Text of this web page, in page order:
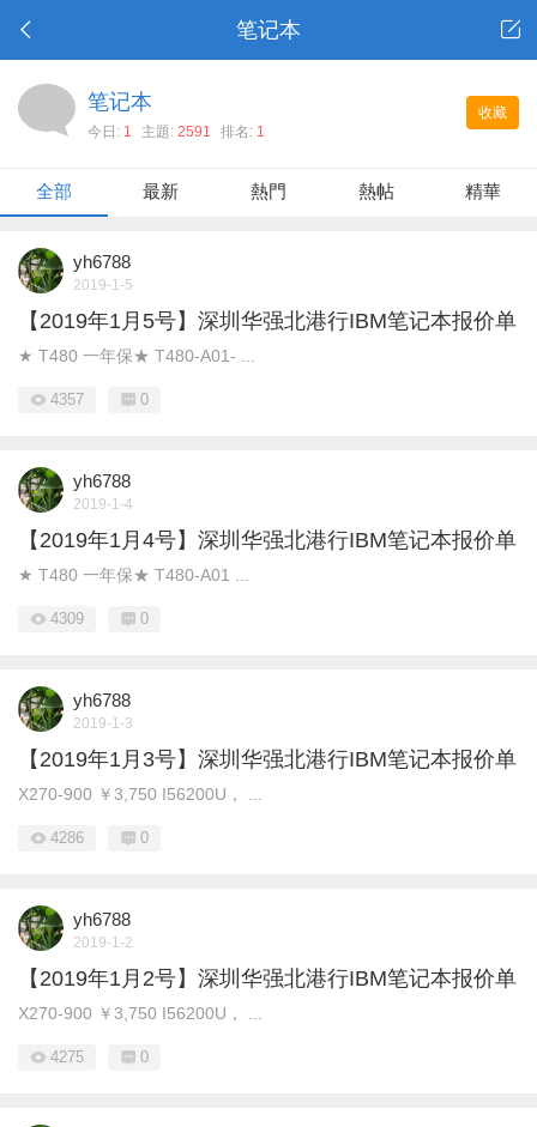
笔记本
收藏
笔记本
今日: 1 主題: 2591 排名: 1
全部 最新 熱門 熱帖 精華
yh6788
2019-1-5
【2019年1月5号】深圳华强北港行IBM笔记本报价单
★ T480 一年保★ T480-A01- ...
4357 0
yh6788
2019-1-4
【2019年1月4号】深圳华强北港行IBM笔记本报价单
★ T480 一年保★ T480-A01 ...
4309 0
yh6788
2019-1-3
【2019年1月3号】深圳华强北港行IBM笔记本报价单
X270-900 ￥3,750 I56200U， ...
4286 0
yh6788
2019-1-2
【2019年1月2号】深圳华强北港行IBM笔记本报价单
X270-900 ￥3,750 I56200U， ...
4275 0